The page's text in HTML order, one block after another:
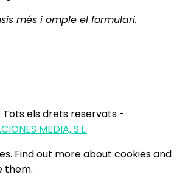
més i omple el formulari.
els drets reservats -
MEDIA, S.L.
Find out more about cookies and
them.